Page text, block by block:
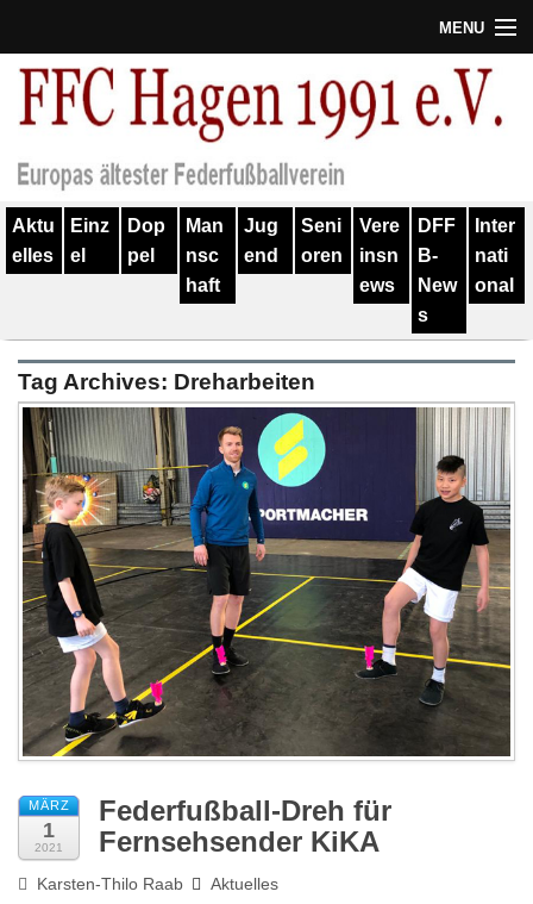
MENU
Termine
Verein
Geschichte
Training
Spieler
Kontakt
Links
Impressum
Aktu
elles
Einz
el
Dop
pel
Man
nsc
haft
Jug
end
Seni
oren
Vere
insn
ews
DFF
B-
New
s
Inter
nati
onal
Tag Archives: Dreharbeiten
MÄRZ
1
2021
Federfußball-Dreh für
Fernsehsender KiKA
Karsten-Thilo Raab Aktuelles